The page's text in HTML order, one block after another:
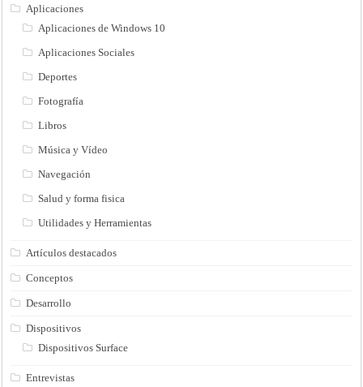
Aplicaciones
Aplicaciones de Windows 10
Aplicaciones Sociales
Deportes
Fotografía
Libros
Música y Vídeo
Navegación
Salud y forma fisica
Utilidades y Herramientas
Artículos destacados
Conceptos
Desarrollo
Dispositivos
Dispositivos Surface
Entrevistas